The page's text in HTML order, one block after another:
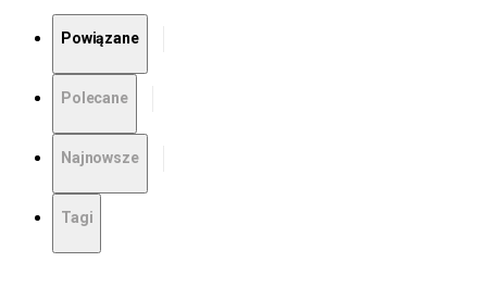
Powiązane
Polecane
Najnowsze
Tagi